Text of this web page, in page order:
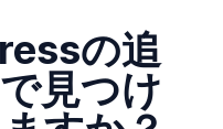
の追
見つけ